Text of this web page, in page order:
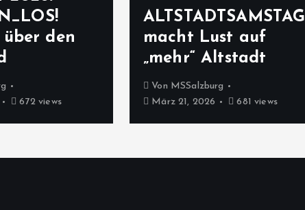
den
672 views
ALTSTADTSAMSTAG
macht Lust auf
„mehr“ Altstadt
Von MSSalzburg
März 21, 2026
681 views